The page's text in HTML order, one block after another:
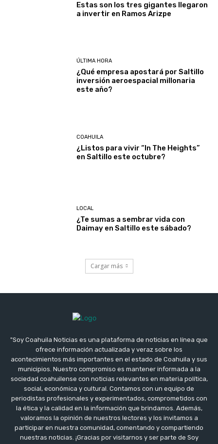
Estas son los tres gigantes llegaron
a invertir en Ramos Arizpe
ÚLTIMA HORA
¿Qué empresa apostará por Saltillo
inversión aeroespacial millonaria
este año?
COAHUILA
¿Listos para vivir “In The Heights”
en Saltillo este octubre?
LOCAL
¿Te sumas a sembrar vida con
Daimay en Saltillo este sábado?
Cargar más
"Soy Coahuila Noticias es una plataforma de noticias en línea que
ofrece información actualizada y veraz sobre los
acontecimientos más importantes en el estado de Coahuila y sus
municipios. Nuestro compromiso es mantener informada a la
sociedad coahuilense con noticias relevantes en materia política,
social, económica y cultural. Contamos con un equipo de
periodistas profesionales y experimentados, comprometidos con
la ética y la calidad en la información que brindamos. Además,
valoramos la opinión de nuestros lectores y los invitamos a
participar en nuestra comunidad, comentando y compartiendo
nuestras noticias. ¡Gracias por visitarnos y ser parte de Soy